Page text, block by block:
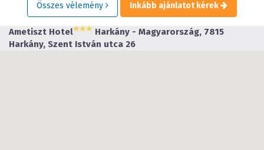
Összes vélemény Inkább ajánlatot kérek
Ametiszt Hotel
Harkány - Magyarország, 7815
Harkány, Szent István utca 26